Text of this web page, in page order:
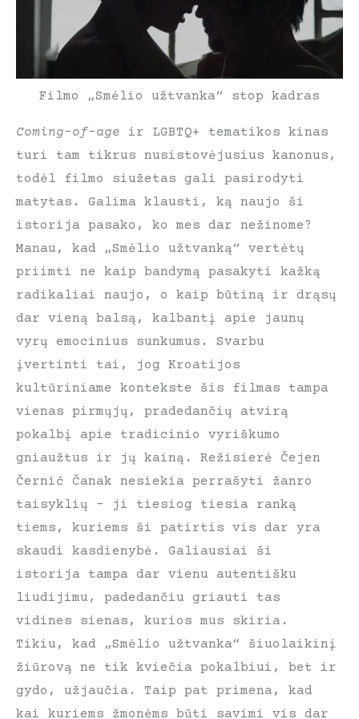
Filmo „Smėlio užtvanka“ stop kadras
Coming-of-age ir LGBTQ+ tematikos kinas
turi tam tikrus nusistovėjusius kanonus,
todėl filmo siužetas gali pasirodyti
matytas. Galima klausti, ką naujo ši
istorija pasako, ko mes dar nežinome?
Manau, kad „Smėlio užtvanką“ vertėtų
priimti ne kaip bandymą pasakyti kažką
radikaliai naujo, o kaip būtiną ir drąsų
dar vieną balsą, kalbantį apie jaunų
vyrų emocinius sunkumus. Svarbu
įvertinti tai, jog Kroatijos
kultūriniame kontekste šis filmas tampa
vienas pirmųjų, pradedančių atvirą
pokalbį apie tradicinio vyriškumo
gniaužtus ir jų kainą. Režisierė Čejen
Černić Čanak nesiekia perrašyti žanro
taisyklių – ji tiesiog tiesia ranką
tiems, kuriems ši patirtis vis dar yra
skaudi kasdienybė. Galiausiai ši
istorija tampa dar vienu autentišku
liudijimu, padedančiu griauti tas
vidines sienas, kurios mus skiria.
Tikiu, kad „Smėlio užtvanka“ šiuolaikinį
žiūrovą ne tik kviečia pokalbiui, bet ir
gydo, užjaučia. Taip pat primena, kad
kai kuriems žmonėms būti savimi vis dar